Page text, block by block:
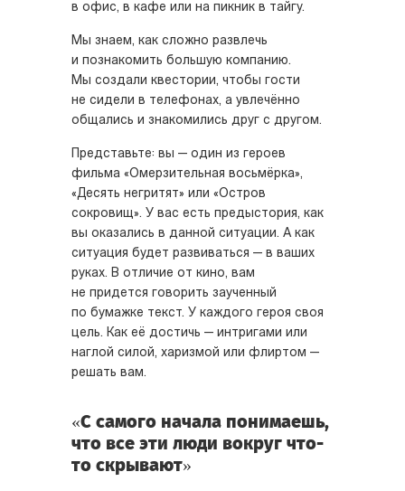
в офис, в кафе или на пикник в тайгу.
Мы знаем, как сложно развлечь
и познакомить большую компанию.
Мы создали квестории, чтобы гости
не сидели в телефонах, а увлечённо
общались и знакомились друг с другом.
Представьте: вы — один из героев
фильма «Омерзительная восьмёрка»,
«Десять негритят» или «Остров
сокровищ». У вас есть предыстория, как
вы оказались в данной ситуации. А как
ситуация будет развиваться — в ваших
руках. В отличие от кино, вам
не придется говорить заученный
по бумажке текст. У каждого героя своя
цель. Как её достичь — интригами или
наглой силой, харизмой или флиртом —
решать вам.
«С самого начала понимаешь,
что все эти люди вокруг что-
то скрывают»